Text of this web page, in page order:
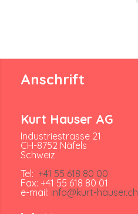
Anschrift
Kurt Hauser AG
Industriestrasse 21
CH-8752 Näfels
Schweiz
Tel: +41 55 618 80 00
Fax: +41 55 618 80 01
e-mail: info@kurt-hauser.ch